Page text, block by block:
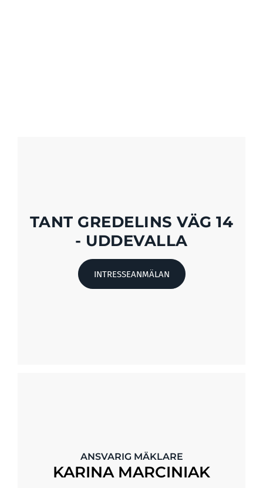
TANT GREDELINS VÄG 14
- UDDEVALLA
INTRESSEANMÄLAN
ANSVARIG MÄKLARE
KARINA MARCINIAK